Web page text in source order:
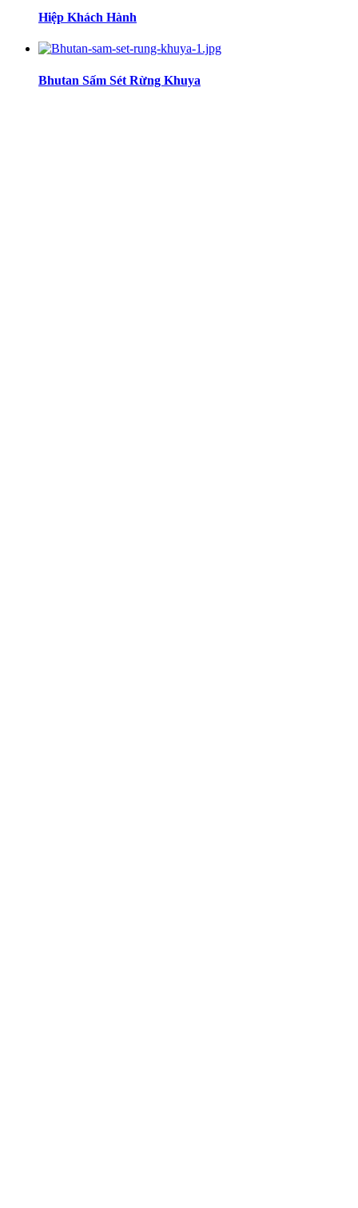
Hiệp Khách Hành
Bhutan Sấm Sét Rừng Khuya